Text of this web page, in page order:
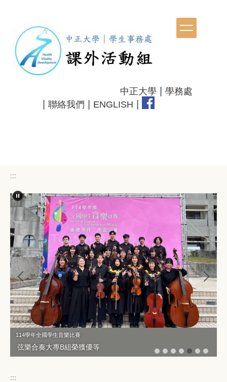
中正大學 學務處
聯絡我們 ENGLISH
:::
114學年全國學生音樂比賽
弦樂合奏大專B組榮獲優等
:::